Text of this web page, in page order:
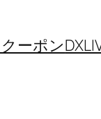
クーポン